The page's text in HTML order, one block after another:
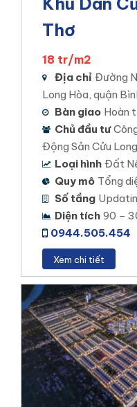
Chúng tôi hổ trợ khách
phố ưng ý nhất. Quý
tôi được tư vấn và hỗ trợ
Bình Thủy
Các dự án chúng tôi
Các dự án đất nền
STELLA MEGA CITY
Thủy,Bình Thủy, Cần
Loại hình đầu tư: Đất
Thương mại
Diện tích khu đất:
Mật độ xây dựng:
Tổng số sản phẩm:
đợt mở bán.
Thơ
18 tr/m2
Địa chỉ Đường
Long Hòa, quận
Bàn giao Hoàn
Chủ đầu tư
Động Sản Cửu
Loại hình Đất
Quy mô Tổng
Số tầng
Diện tích 90 –
0944.505.454
Xem chi tiết